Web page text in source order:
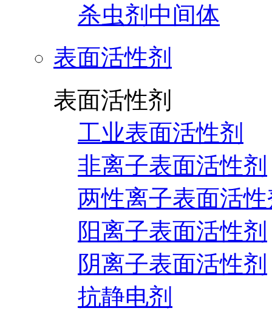
杀虫剂中间体
表面活性剂
表面活性剂
工业表面活性剂
非离子表面活性剂
两性离子表面活
阳离子表面活性剂
阴离子表面活性剂
抗静电剂